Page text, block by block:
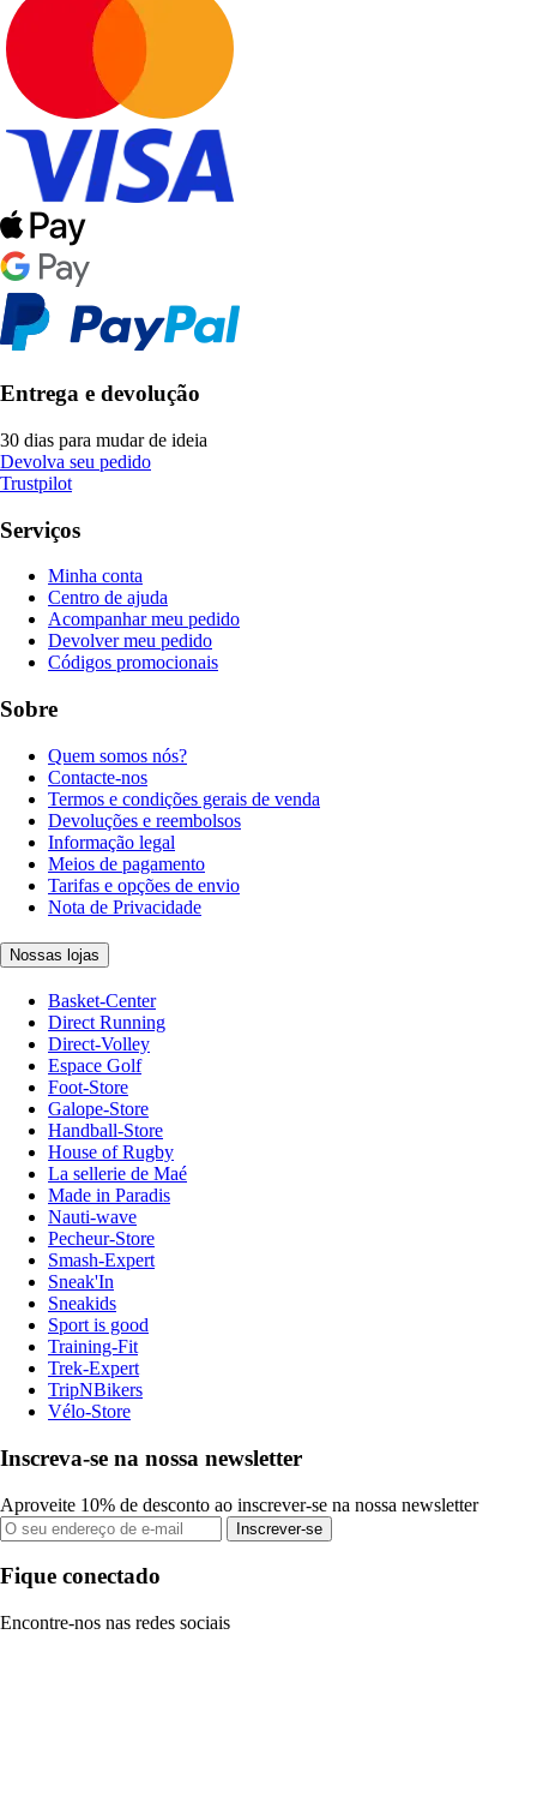
Entrega e devolução
30 dias para mudar de ideia
Devolva seu pedido
Trustpilot
Serviços
Minha conta
Centro de ajuda
Acompanhar meu pedido
Devolver meu pedido
Códigos promocionais
Sobre
Quem somos nós?
Contacte-nos
Termos e condições gerais de venda
Devoluções e reembolsos
Informação legal
Meios de pagamento
Tarifas e opções de envio
Nota de Privacidade
Nossas lojas
Basket-Center
Direct Running
Direct-Volley
Espace Golf
Foot-Store
Galope-Store
Handball-Store
House of Rugby
La sellerie de Maé
Made in Paradis
Nauti-wave
Pecheur-Store
Smash-Expert
Sneak'In
Sneakids
Sport is good
Training-Fit
Trek-Expert
TripNBikers
Vélo-Store
Inscreva-se na nossa newsletter
Aproveite 10% de desconto ao inscrever-se na nossa newsletter
Inscrever-se
Fique conectado
Encontre-nos nas redes sociais